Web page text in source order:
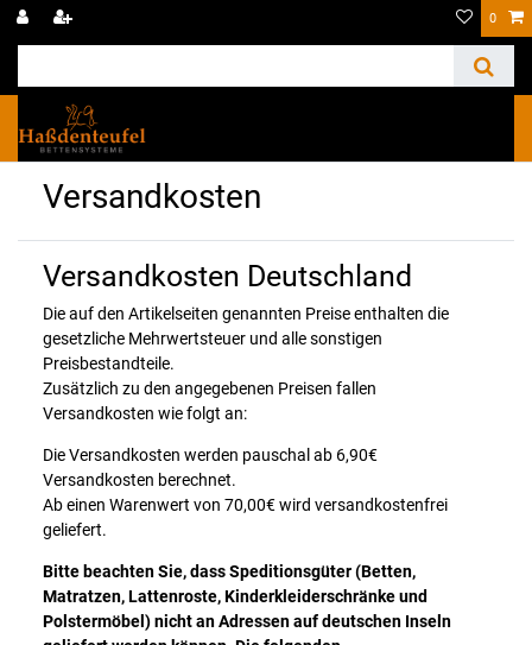
0
Versandkosten
Versandkosten Deutschland
Die auf den Artikelseiten genannten Preise enthalten die
gesetzliche Mehrwertsteuer und alle sonstigen
Preisbestandteile.
Zusätzlich zu den angegebenen Preisen fallen
Versandkosten wie folgt an:
Die Versandkosten werden pauschal ab 6,90€
Versandkosten berechnet.
Ab einen Warenwert von 70,00€ wird versandkostenfrei
geliefert.
Bitte beachten Sie, dass Speditionsgüter (Betten,
Matratzen, Lattenroste, Kinderkleiderschränke und
Polstermöbel) nicht an Adressen auf deutschen Inseln